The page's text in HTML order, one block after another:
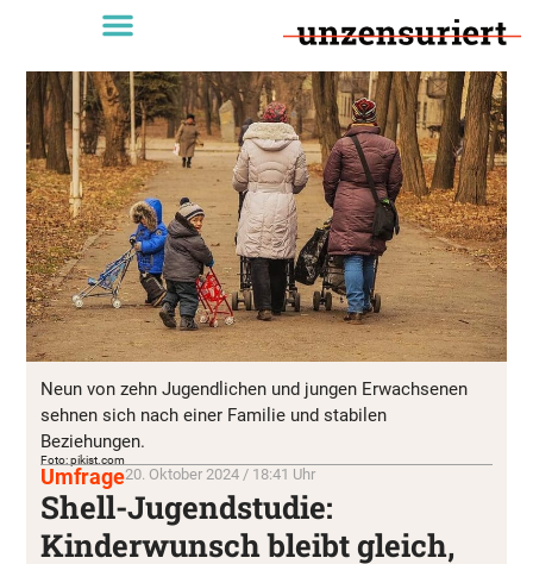
Neun von zehn Jugendlichen und jungen Erwachsenen
sehnen sich nach einer Familie und stabilen
Beziehungen.
Foto: pikist.com
Umfrage20. Oktober 2024 / 18:41 Uhr
Shell-Jugendstudie:
Kinderwunsch bleibt gleich,